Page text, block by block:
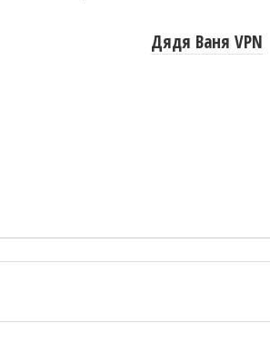
Дядя Ваня VPN